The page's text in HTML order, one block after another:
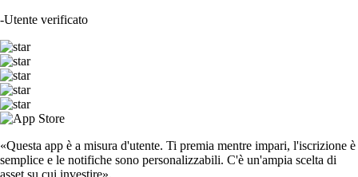
-Utente verificato
«Questa app è a misura d'utente. Ti premia mentre impari, l'iscrizione è
semplice e le notifiche sono personalizzabili. C'è un'ampia scelta di
asset su cui investire».